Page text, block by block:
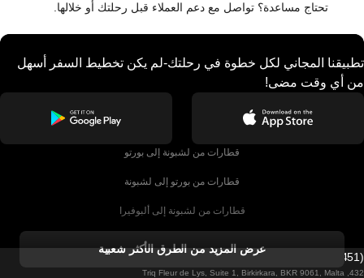
تحتاج مساعدة؟ تواصل مع دعم العملاء قبل رحلتك أو خلالها.
تطبيقنا المجاني لكل خطوة في رحلتك-لم يكن تخطيط السفر أسهل
من أي وقت مضى!
قطارات من لشبونة إلى بورتو
قطارات من بورتو إلى لشبونة
قطارات من لشبونة إلى ألبوفيرا
قطارات من ألبوفيرا إلى لشبونة
قطارات من لشبونة إلى لاغوس
عرض المزيد من الطرق الأكثر شعبية
Firebird GT Limited (OC 1451)
432, Triq Fleur de Lys, Suite 1, Birkirkara, BKR 9061, Malta